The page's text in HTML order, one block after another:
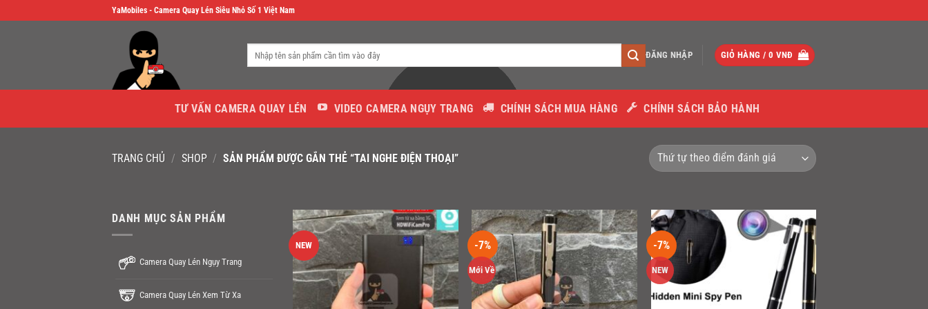
to
YaMobiles - Camera Quay Lén Siêu Nhỏ Số 1 Việt Nam
ĐĂNG NHẬP GIỎ HÀNG / 0 VNĐ
TƯ VẤN CAMERA QUAY LÉN VIDEO CAMERA NGỤY TRANG CHÍNH SÁCH MUA HÀNG CHÍNH SÁCH BẢO HÀNH
TRANG CHỦ / SHOP / SẢN PHẨM ĐƯỢC GẮN THẺ “TAI NGHE ĐIỆN THOẠI”
DANH MỤC SẢN PHẨM
Camera Quay Lén Ngụy Trang
Camera Quay Lén Xem Từ Xa
NEW -7%
Mới Về
-7%
NEW